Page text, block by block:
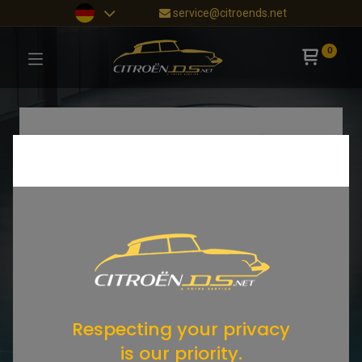
service@citroends.net
0
Respecting your privacy
is our priority.